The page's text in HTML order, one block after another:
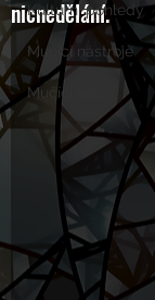
Kulturní pohledy
Mučící nástroje
Mučící lidé
nicnedělání.